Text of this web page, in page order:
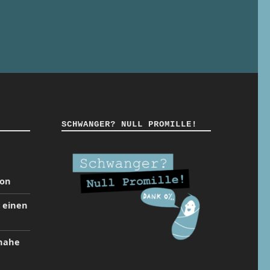
einen
SCHWANGER? NULL PROMILLE!